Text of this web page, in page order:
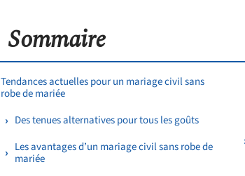
Sommaire
Tendances actuelles pour un mariage civil sans
robe de mariée
Des tenues alternatives pour tous les goûts
Les avantages d’un mariage civil sans robe de
mariée